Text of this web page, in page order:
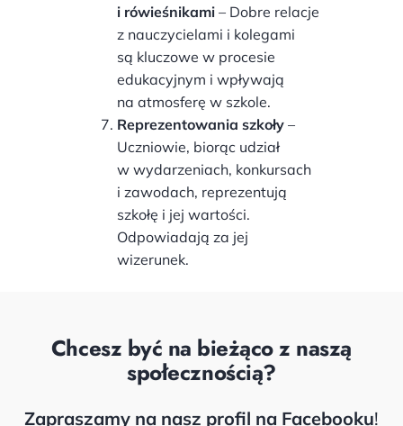
i rówieśnikami– Dobre relacje
z nauczycielami i kolegami
są kluczowe w procesie
edukacyjnym i wpływają
na atmosferę w szkole.
Reprezentowania szkoły–
Uczniowie, biorąc udział
w wydarzeniach, konkursach
i zawodach, reprezentują
szkołę i jej wartości.
Odpowiadają za jej
wizerunek.
Chcesz być na bieżąco z naszą
społecznością?
Zapraszamy na nasz profil na Facebooku!